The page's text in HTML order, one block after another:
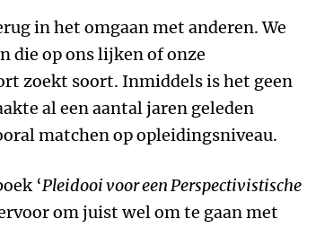
in het omgaan met anderen. We
die op ons lijken of onze
zoekt soort. Inmiddels is het geen
al een aantal jaren geleden
matchen op opleidingsniveau.
‘Pleidooi voor een Perspectivistische
om juist wel om te gaan met